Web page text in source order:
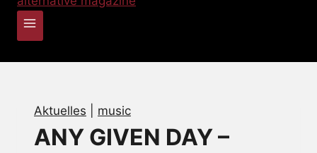
Aktuelles music
ANY GIVEN DAY –